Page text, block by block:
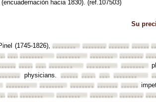
hacia 1830). (ref.107503)
Su
(1745-1826), •••••••• •••••••• ••••••••••••••••
•••••••••••••••• •••••••• •••••••• ••••••••
•••••••••••••••••••••••• •••••••• ••••••••
physicians. ••••••••••••••••••••••••••••••••
•••••••• •••••••• •••••••• ••••••••••••••••
•••••••••••••••• •••••••• •••••••• ••••••••